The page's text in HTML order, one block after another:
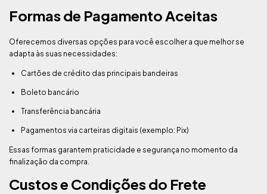
Formas de Pagamento Aceitas
Oferecemos diversas opções para você escolher a que melhor se
adapta às suas necessidades:
Cartões de crédito das principais bandeiras
Boleto bancário
Transferência bancária
Pagamentos via carteiras digitais (exemplo: Pix)
Essas formas garantem praticidade e segurança no momento da
finalização da compra.
Custos e Condições do Frete